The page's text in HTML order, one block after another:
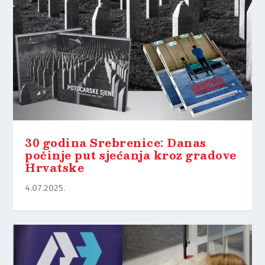
30 godina Srebrenice: Danas
počinje put sjećanja kroz gradove
Hrvatske
4.07.2025.